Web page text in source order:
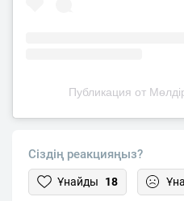
Публикация от
Сіздің реакцияңыз?
Ұнайды 18